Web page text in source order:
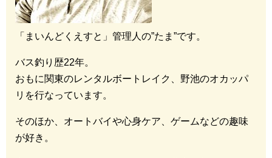
「まいんどくえすと」管理人の”たま”です。
バス釣り歴22年。
おもに関東のレンタルボートレイク、野池のオカッパ
リを行なっています。
そのほか、オートバイや心身ケア、ゲームなどの趣味
が好き。